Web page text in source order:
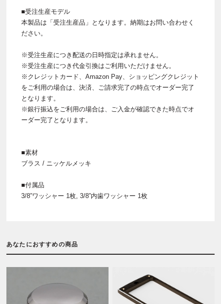
■受注生産モデル
本製品は「受注生産品」となります。納期はお問い合わせく
ださい。
※受注生産につき配送の日時指定は承れません。
※受注生産につき代金引換はご利用いただけません。
※クレジットカード、Amazon Pay、ショッピングクレジット
をご利用の場合は、決済、ご請求完了の時点でオーダー完了
となります。
※銀行振込をご利用の場合は、ご入金が確認できた時点でオ
ーダー完了となります。
■素材
ブラス / ニッケルメッキ
■付属品
3/8”ワッシャー 1枚, 3/8”内歯ワッシャー 1枚
あなたにおすすめの商品